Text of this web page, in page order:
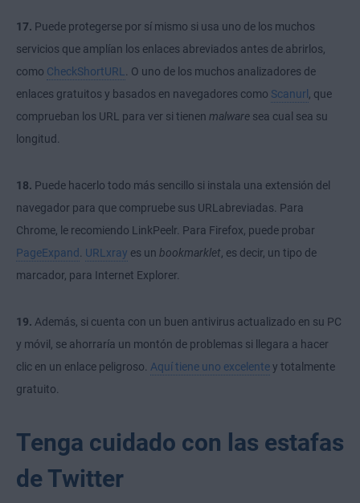
17. Puede protegerse por sí mismo si usa uno de los muchos
servicios que amplían los enlaces abreviados antes de abrirlos,
como CheckShortURL. O uno de los muchos analizadores de
enlaces gratuitos y basados en navegadores como Scanurl , que
comprueban los URL para ver si tienen malware sea cual sea su
longitud.
18. Puede hacerlo todo más sencillo si instala una extensión del
navegador para que compruebe sus URLabreviadas. Para
Chrome, le recomiendo LinkPeelr. Para Firefox, puede probar
PageExpand . URLxray es un bookmarklet, es decir, un tipo de
marcador, para Internet Explorer.
19. Además, si cuenta con un buen antivirus actualizado en su PC
y móvil, se ahorraría un montón de problemas si llegara a hacer
clic en un enlace peligroso. Aquí tiene uno excelentey totalmente
gratuito.
Tenga cuidado con las estafas
de Twitter